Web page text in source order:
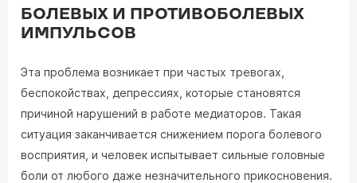
БОЛЕВЫХ И ПРОТИВОБОЛЕВЫХ
ИМПУЛЬСОВ
Эта проблема возникает при частых тревогах,
беспокойствах, депрессиях, которые становятся
причиной нарушений в работе медиаторов. Такая
ситуация заканчивается снижением порога болевого
восприятия, и человек испытывает сильные головные
боли от любого даже незначительного прикосновения.